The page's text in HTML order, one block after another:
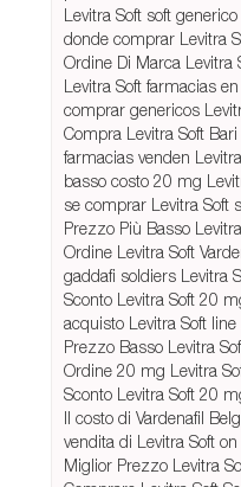
Levitra Soft soft
donde comprar Levitra
Ordine Di Marca Levitra
Levitra Soft farmacias
comprar genericos
Compra Levitra Soft Bari
farmacias venden
basso costo 20 mg
se comprar Levitra Soft
Prezzo Più Basso
Ordine Levitra Soft
gaddafi soldiers Levitra
Sconto Levitra Soft 20
acquisto Levitra Soft line
Prezzo Basso Levitra
Ordine 20 mg Levitra
Sconto Levitra Soft 20
Il costo di Vardenafil
vendita di Levitra Soft
Miglior Prezzo Levitra